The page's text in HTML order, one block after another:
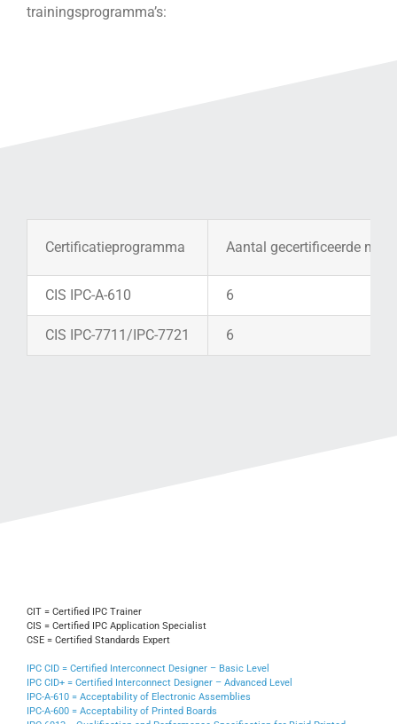
trainingsprogramma’s:
Certificatieprogramma Aantal gecertificeerde
CIS IPC-A-610 6
CIS IPC-7711/IPC-7721 6
CIT = Certified IPC Trainer
CIS = Certified IPC Application Specialist
CSE = Certified Standards Expert
IPC CID = Certified Interconnect Designer – Basic Level
IPC CID+ = Certified Interconnect Designer – Advanced Level
IPC-A-610 = Acceptability of Electronic Assemblies
IPC-A-600 = Acceptability of Printed Boards